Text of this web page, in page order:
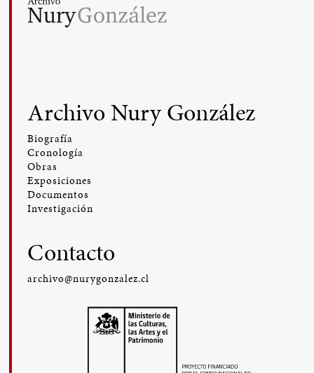
Archivo Nury González
Biografía
Cronología
Obras
Exposiciones
Documentos
Investigación
Contacto
archivo@nurygonzalez.cl